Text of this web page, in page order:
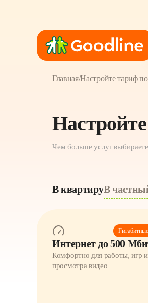
Главная/Настройте тариф
Чем больше услуг
В квартируВ
Интернет до 500
Комфортно для работы, игр и
просмотра видео